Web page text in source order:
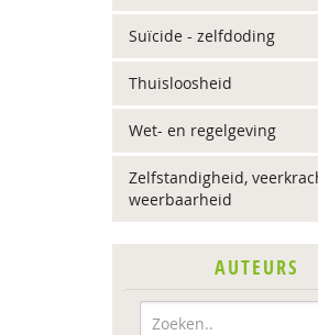
Suïcide - zelfdoding
Thuisloosheid
Wet- en regelgeving
Zelfstandigheid,
weerbaarheid
AUTEURS